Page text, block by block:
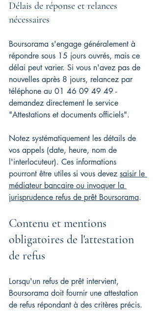
Délais de réponse et relances
nécessaires
Boursorama s'engage généralement à
répondre sous 15 jours ouvrés, mais ce
délai peut varier. Si vous n'avez pas de
nouvelles après 8 jours, relancez par
téléphone au 01 46 09 49 49 -
demandez directement le service
"Attestations et documents officiels".
Notez systématiquement les détails de
vos appels (date, heure, nom de
l'interlocuteur). Ces informations
pourront être utiles si vous devez saisir le
médiateur bancaire ou invoquer la
jurisprudence refus de prêt Boursorama.
Contenu et mentions
obligatoires de l'attestation
de refus
Lorsqu'un refus de prêt intervient,
Boursorama doit fournir une attestation
de refus répondant à des critères précis.